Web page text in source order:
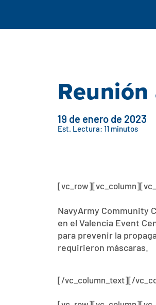
19 de enero de 2023
Est. Lectura: 11 minutos
NavyArmy Community
en el Valencia Event
para prevenir la
requirieron máscaras.
[/vc_column_text][/